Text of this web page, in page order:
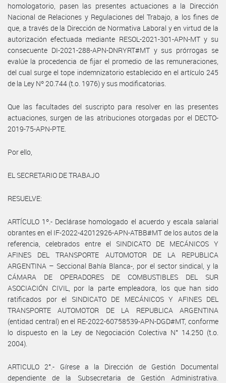
homologatorio, pasen las presentes actuaciones a la Dirección
Nacional de Relaciones y Regulaciones del Trabajo, a los fines de
que, a través de la Dirección de Normativa Laboral y en virtud de la
autorización efectuada mediante RESOL-2021-301-APN-MT y su
consecuente DI-2021-288-APN-DNRYRT#MT y sus prórrogas se
evalúe la procedencia de fijar el promedio de las remuneraciones,
del cual surge el tope indemnizatorio establecido en el artículo 245
de la Ley Nº 20.744 (t.o. 1976) y sus modificatorias.
Que las facultades del suscripto para resolver en las presentes
actuaciones, surgen de las atribuciones otorgadas por el DECTO-
2019-75-APN-PTE.
Por ello,
EL SECRETARIO DE TRABAJO
RESUELVE:
ARTÍCULO 1º.- Declárase homologado el acuerdo y escala salarial
obrantes en el IF-2022-42012926-APN-ATBB#MT de los autos de la
referencia, celebrados entre el SINDICATO DE MECÁNICOS Y
AFINES DEL TRANSPORTE AUTOMOTOR DE LA REPUBLICA
ARGENTINA – Seccional Bahía Blanca-, por el sector sindical, y la
CÁMARA DE OPERADORES DE COMBUSTIBLES DEL SUR
ASOCIACIÓN CIVIL, por la parte empleadora, los que han sido
ratificados por el SINDICATO DE MECÁNICOS Y AFINES DEL
TRANSPORTE AUTOMOTOR DE LA REPUBLICA ARGENTINA
(entidad central) en el RE-2022-60758539-APN-DGD#MT, conforme
lo dispuesto en la Ley de Negociación Colectiva N° 14.250 (t.o.
2004).
ARTICULO 2°.- Gírese a la Dirección de Gestión Documental
dependiente de la Subsecretaria de Gestión Administrativa.